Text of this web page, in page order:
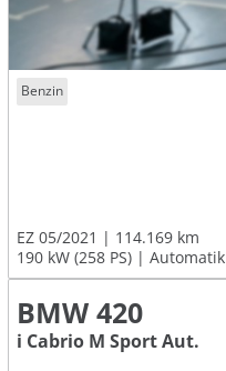
Benzin
EZ 05/2021
114.169 km
190 kW (258 PS)
Automatik
BMW 420
i Cabrio M Sport Aut.